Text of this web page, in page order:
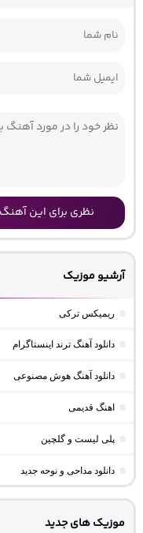
نظری برای این
آرشیو موزیک
ریمیکس ترکی
دانلود آهنگ ترند اینستاگرام
دانلود آهنگ هوش مصنوعی
اهنگ قدیمی
پلی لیست و گلچین
دانلود مداحی و نوحه جدید
موزیک های جدید